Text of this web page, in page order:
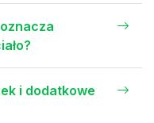
i dodatkowe